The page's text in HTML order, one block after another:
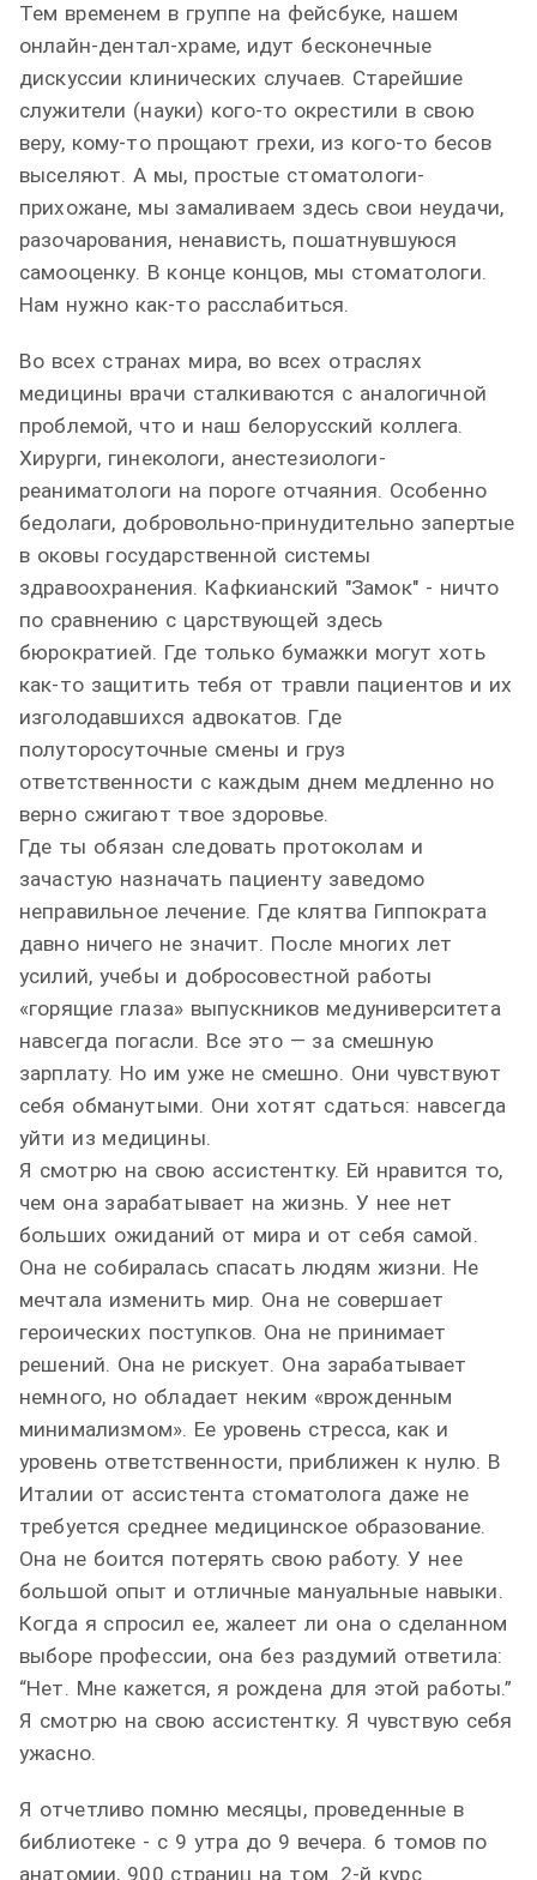
Тем временем в группе на фейсбуке, нашем
онлайн-дентал-храме, идут бесконечные
дискуссии клинических случаев. Старейшие
служители (науки) кого-то окрестили в свою
веру,кому-то прощают грехи, из кого-то бесов
выселяют. А мы, простые стоматологи-
прихожане, мы замаливаем здесь свои неудачи,
разочарования, ненависть, пошатнувшуюся
самооценку. В конце концов, мы стоматологи.
Нам нужно как-то расслабиться.
Во всех странах мира, во всех отраслях
медицины врачи сталкиваются с аналогичной
проблемой, что и наш белорусский коллега.
Хирурги, гинекологи, анестезиологи-
реаниматологи на пороге отчаяния. Особенно
бедолаги, добровольно-принудительно запертые
в оковы государственной системы
здравоохранения. Кафкианский "Замок" - ничто
по сравнению с царствующей здесь
бюрократией. Где только бумажки могут хоть
как-то защитить тебя от травли пациентов и их
изголодавшихся адвокатов. Где
полуторосуточные смены и груз
ответственности с каждым днем медленно но
верно сжигают твое здоровье.
Где ты обязан следовать протоколам и
зачастую назначать пациенту заведомо
неправильное лечение. Где клятва Гиппократа
давно ничего не значит. После многих лет
усилий, учебы и добросовестной работы
«горящие глаза» выпускников медуниверситета
навсегда погасли. Все это — за смешную
зарплату. Но им уже не смешно. Они чувствуют
себя обманутыми. Они хотят сдаться: навсегда
уйти из медицины.
Я смотрю на свою ассистентку. Ей нравится то,
чем она зарабатывает на жизнь. У нее нет
больших ожиданий от мира и от себя самой.
Она не собиралась спасать людям жизни. Не
мечтала изменить мир. Она не совершает
героических поступков. Она не принимает
решений. Она не рискует. Она зарабатывает
немного, но обладает неким «врожденным
минимализмом». Ее уровень стресса, как и
уровень ответственности, приближен к нулю. В
Италии от ассистента стоматолога даже не
требуется среднее медицинское образование.
Она не боится потерять свою работу. У нее
большой опыт и отличные мануальные навыки.
Когда я спросил ее, жалеет ли она о сделанном
выборе профессии, она без раздумий ответила:
“Нет. Мне кажется, я рождена для этой работы.”
Я cмотрю на свою ассистентку. Я чувствую себя
ужасно.
Я отчетливо помню месяцы, проведенные в
библиотеке - с 9 утра до 9 вечера. 6 томов по
анатомии, 900 страниц на том. 2-й курс.